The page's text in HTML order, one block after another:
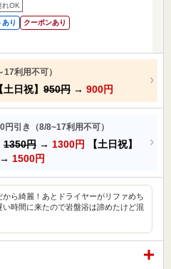
れOK
あり クーポンあり
利用不可）
日祝】 950円 → 900円
引き（8/8~17利用不可）
1350円 → 1300円
【土日祝】
→ 1500円
ら綺麗！あとドライヤーがリファめち
時間に来たので岩盤浴は諦めたけど混